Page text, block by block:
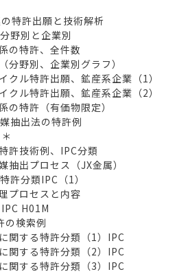
特許出願と技術解析
野別と企業別
特許、全件数
野別、企業別グラフ）
ル特許出願、鉱産系企業（1）
ル特許出願、鉱産系企業（2）
特許（有価物限定）
抽出法の特許例
技術例、IPC分類
出プロセス（JX金属）
分類IPC（1）
ロセスと内容
H01M
検索例
する特許分類（1）IPC
する特許分類（2）IPC
する特許分類（3）IPC